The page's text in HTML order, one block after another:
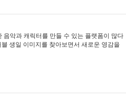
악과 캐릭터를 만들 수 있는 플랫폼이 많다
생일 이미지를 찾아보면서 새로운 영감을